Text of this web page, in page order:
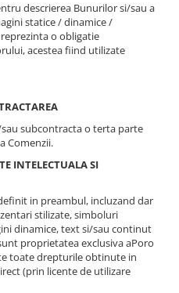
descrierea Bunurilor si/sau a
statice / dinamice /
o obligatie
acestea fiind utilizate
subcontracta o terta parte
Comenzii.
INTELECTUALA SI
in preambul, incluzand dar
stilizate, simboluri
dinamice, text si/sau continut
proprietatea exclusiva aPoro
toate drepturile obtinute in
(prin licente de utilizare